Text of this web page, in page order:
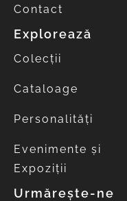
Contact
Explorează
Colecții
Cataloage
Personalități
Evenimente și
Expoziții
Urmărește-ne